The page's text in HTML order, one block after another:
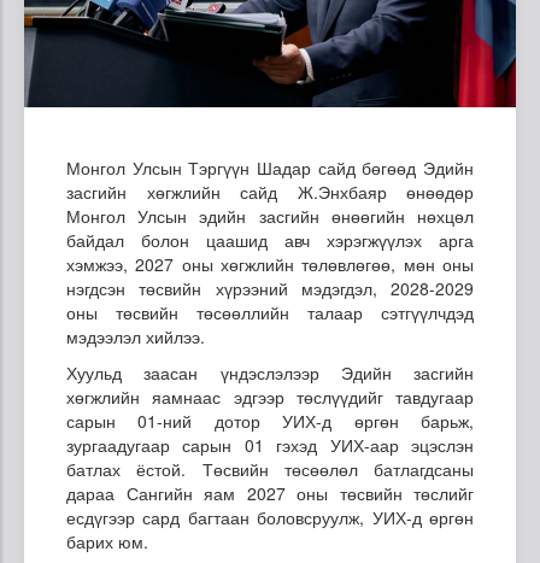
Монгол Улсын Тэргүүн Шадар сайд бөгөөд Эдийн
засгийн хөгжлийн сайд Ж.Энхбаяр өнөөдөр
Монгол Улсын эдийн засгийн өнөөгийн нөхцөл
байдал болон цаашид авч хэрэгжүүлэх арга
хэмжээ, 2027 оны хөгжлийн төлөвлөгөө, мөн оны
нэгдсэн төсвийн хүрээний мэдэгдэл, 2028-2029
оны төсвийн төсөөллийн талаар сэтгүүлчдэд
мэдээлэл хийлээ.
Хуульд заасан үндэслэлээр Эдийн засгийн
хөгжлийн яамнаас эдгээр төслүүдийг тавдугаар
сарын 01-ний дотор УИХ-д өргөн барьж,
зургаадугаар сарын 01 гэхэд УИХ-аар эцэслэн
батлах ёстой. Төсвийн төсөөлөл батлагдсаны
дараа Сангийн яам 2027 оны төсвийн төслийг
есдүгээр сард багтаан боловсруулж, УИХ-д өргөн
барих юм.